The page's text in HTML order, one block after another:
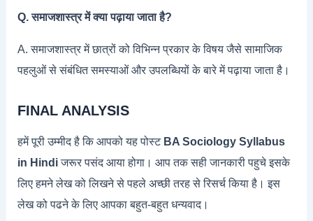
Q. समाजशास्त्र में क्या पढ़ाया जाता है?
A. समाजशास्त्र में छात्रों को विभिन्न प्रकार के विषय जैसे सामाजिक
पहलुओं से संबंधित समस्याओं और उपलब्धियों के बारे में पढ़ाया जाता है।
FINAL ANALYSIS
हमें पूरी उम्मीद है कि आपको यह पोस्ट BA Sociology Syllabus
in Hindi जरूर पसंद आया होगा। आप तक सही जानकारी पहुचे इसके
लिए हमने लेख को लिखने से पहले अच्छी तरह से रिसर्च किया है। इस
लेख को पढने के लिए आपका बहुत-बहुत धन्यवाद।